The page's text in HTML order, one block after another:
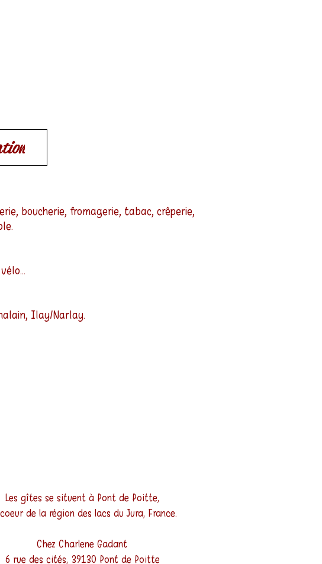
boucherie, fromagerie, tabac, crêperie,
Ilay/Narlay.
Les gîtes se situent à Pont de Poitte,
de la région des lacs du Jura, France.
Chez Charlene Gadant
6 rue des cités, 39130 Pont de Poitte